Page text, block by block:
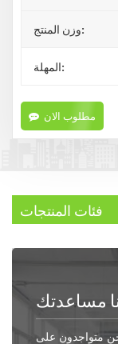
وزن المنتج:
المهلة:
مطلوب الان
فئات المنتجات
مساعدتك
متواجدون على